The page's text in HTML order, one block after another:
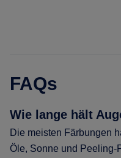
FAQs
Wie lange hält
Die meisten Färbungen
Öle, Sonne und Peeling-